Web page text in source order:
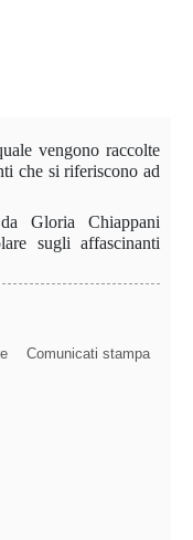
vengono raccolte
che si riferiscono ad
Gloria Chiappani
sugli affascinanti
Comunicati stampa